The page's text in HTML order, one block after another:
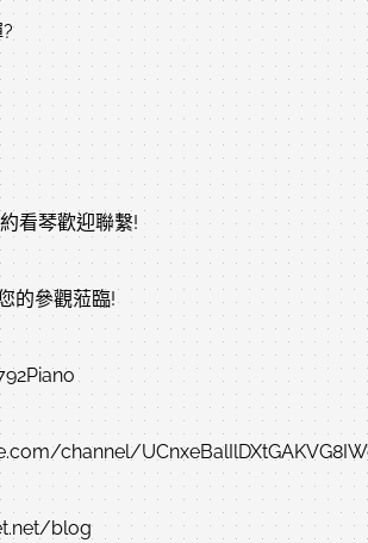
看琴歡迎聯繫!
的參觀蒞臨!
channel/
blog